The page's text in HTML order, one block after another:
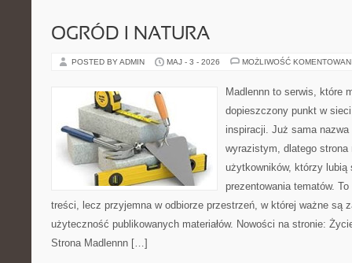
OGRÓD I NATURA
POSTED BY ADMIN MAJ - 3 - 2026 MOŻLIWOŚĆ
Madlennn to serwis, które
dopieszczony punkt w
inspiracji. Już sama
wyrazistym, dlatego
użytkowników, którzy lubią
prezentowania tematów.
treści, lecz przyjemna w odbiorze przestrzeń, w której ważne są
użyteczność publikowanych materiałów. Nowości na stronie:
Strona Madlennn […]